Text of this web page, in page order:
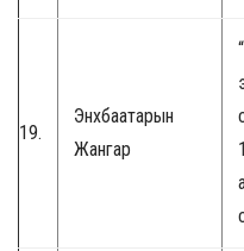
19.
Энхбаатарын
Жангар